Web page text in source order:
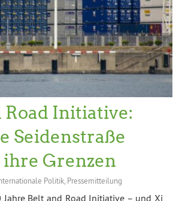
Road Initiative:
Seidenstraße
ihre Grenzen
Politik, Pressemitteilung
Jahre Belt and Road Initiative – und Xi